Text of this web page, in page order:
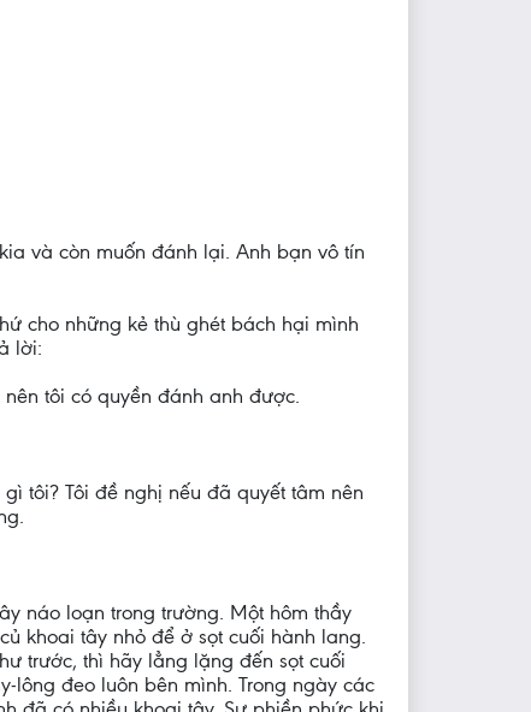
và còn muốn đánh lại. Anh bạn vô tín
cho những kẻ thù ghét bách hại mình
lời:
tôi có quyền đánh anh được.
tôi? Tôi đề nghị nếu đã quyết tâm nên
náo loạn trong trường. Một hôm thầy
khoai tây nhỏ để ở sọt cuối hành lang.
trước, thì hãy lẳng lặng đến sọt cuối
lông đeo luôn bên mình. Trong ngày các